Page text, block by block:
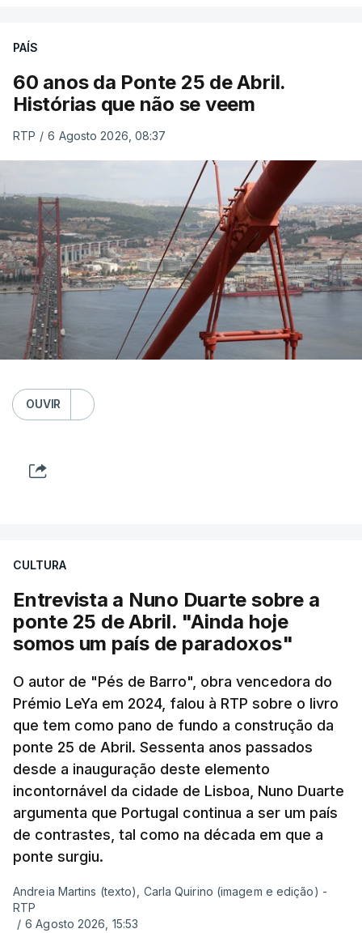
PAÍS
60 anos da Ponte 25 de Abril.
Histórias que não se veem
RTP / 6 Agosto 2026, 08:37
OUVIR
CULTURA
Entrevista a Nuno Duarte sobre a
ponte 25 de Abril. "Ainda hoje
somos um país de paradoxos"
O autor de "Pés de Barro", obra vencedora do
Prémio LeYa em 2024, falou à RTP sobre o livro
que tem como pano de fundo a construção da
ponte 25 de Abril. Sessenta anos passados
desde a inauguração deste elemento
incontornável da cidade de Lisboa, Nuno Duarte
argumenta que Portugal continua a ser um país
de contrastes, tal como na década em que a
ponte surgiu.
Andreia Martins (texto), Carla Quirino (imagem e edição) -
RTP
/ 6 Agosto 2026, 15:53